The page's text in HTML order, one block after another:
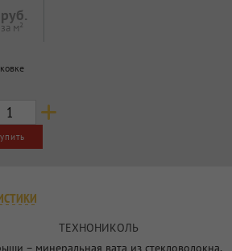
руб.
за м²
ТЕХНОНИКОЛЬ
– минеральная вата из стекловолокна,